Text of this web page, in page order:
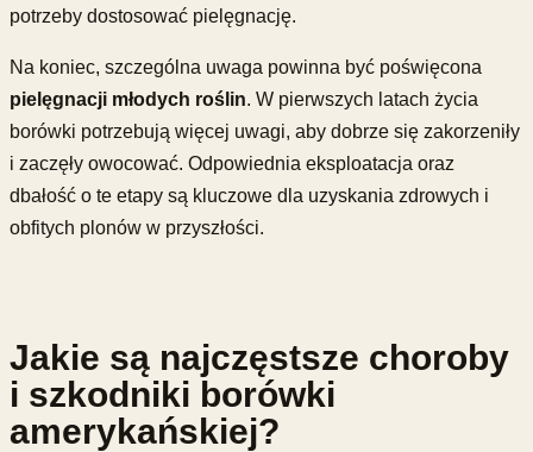
potrzeby dostosować pielęgnację.
Na koniec, szczególna uwaga powinna być poświęcona
pielęgnacji młodych roślin. W pierwszych latach życia
borówki potrzebują więcej uwagi, aby dobrze się zakorzeniły
i zaczęły owocować. Odpowiednia eksploatacja oraz
dbałość o te etapy są kluczowe dla uzyskania zdrowych i
obfitych plonów w przyszłości.
Jakie są najczęstsze choroby
i szkodniki borówki
amerykańskiej?